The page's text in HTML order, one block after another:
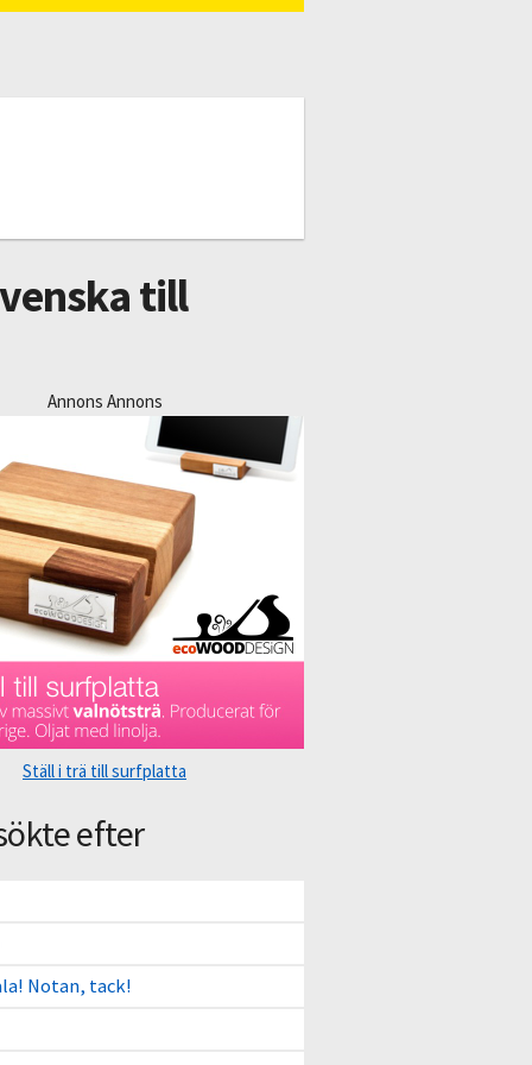
till
Annons Annons
Ställ i trä till surfplatta
efter
Notan, tack!